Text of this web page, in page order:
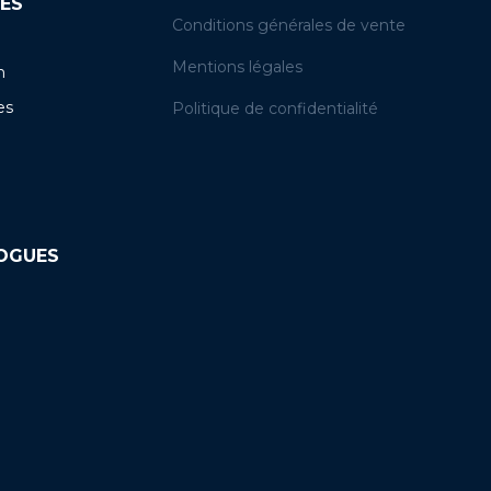
Conditions générales de vente
Mentions légales
Politique de confidentialité